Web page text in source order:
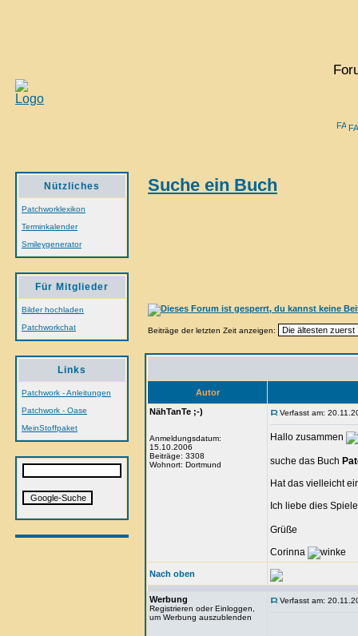
Nützliches
Patchworklexikon
Terminkalender
Smileygenerator
Für Mitglieder
Bilder hochladen
Patchworkchat
Links
Patchwork - Anleitungen
Patchwork - Oase
MeinStoffpaket
Suche ein Buch
Beiträge der letzten Zeit anzeigen:
Autor
NähTanTe ;-)
Anmeldungsdatum:
15.10.2006
Beiträge: 3308
Wohnort: Dortmund
Verfasst am:
Hallo zusammen
suche das Buch
Hat das vielleicht
Ich liebe dies
Grüße
Corinna
Nach oben
Werbung
Registrieren oder Einloggen,
um Werbung auszublenden
Verfasst am: